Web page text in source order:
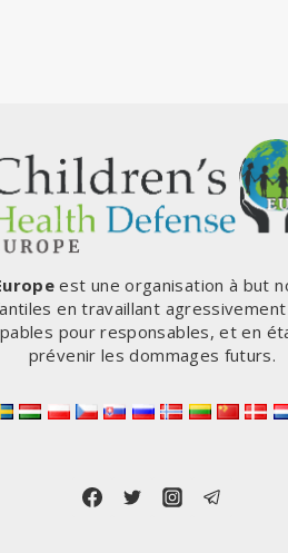
est une organisation à but
en travaillant
pour responsables, et en
prévenir les dommages futurs.